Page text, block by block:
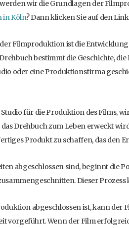
wir die Grundlagen der
in Köln? Dann klicken Sie auf den
Filmproduktion ist die
bestimmt die Geschichte,
oder eine Produktionsfirma
für die Produktion des Films,
Drehbuch zum Leben erweckt
Produkt zu schaffen, das den
abgeschlossen sind, beginnt die
Dieser
abgeschlossen ist, kann
vorgeführt. Wenn der Film